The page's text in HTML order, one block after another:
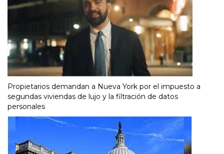
Propietarios demandan a Nueva York por el impuesto a
segundas viviendas de lujo y la filtración de datos
personales